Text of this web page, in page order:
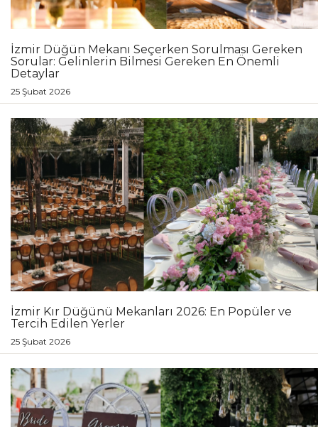
İzmir Düğün Mekanı Seçerken Sorulması Gereken
Sorular: Gelinlerin Bilmesi Gereken En Önemli
Detaylar
25 Şubat 2026
İzmir Kır Düğünü Mekanları 2026: En Popüler ve
Tercih Edilen Yerler
25 Şubat 2026